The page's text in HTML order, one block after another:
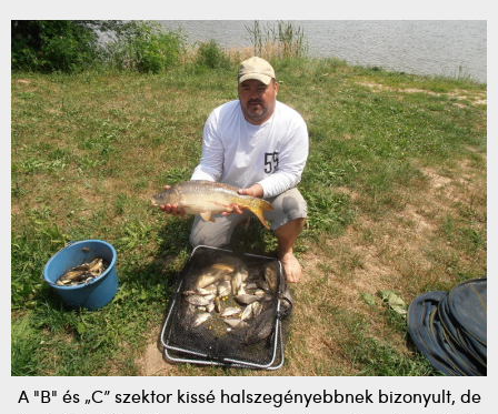
A "B" és „C” szektor kissé halszegényebbnek bizonyult, de